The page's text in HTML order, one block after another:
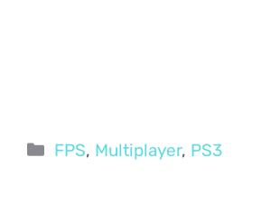
Categorie
FPS, Multiplayer, PS3